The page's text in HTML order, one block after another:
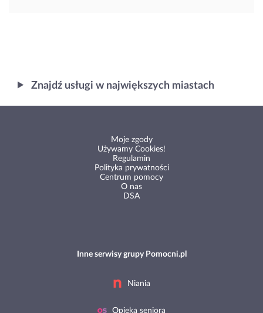
Znajdź usługi w największych miastach
Moje zgody
Używamy Cookies!
Regulamin
Polityka prywatności
Centrum pomocy
O nas
DSA
Inne serwisy grupy Pomocni.pl
Niania
Opieka seniora